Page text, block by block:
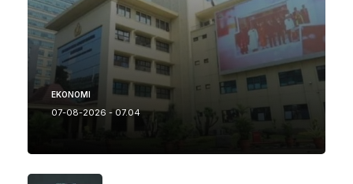
EKONOMI
07-08-2026 - 07.04